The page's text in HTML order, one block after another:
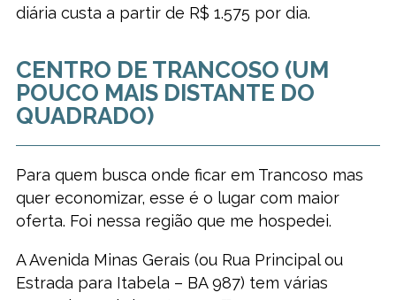
diária custa a partir de R$ 1.575 por dia.
CENTRO DE TRANCOSO (UM
POUCO MAIS DISTANTE DO
QUADRADO)
Para quem busca onde ficar em Trancoso mas
quer economizar, esse é o lugar com maior
oferta. Foi nessa região que me hospedei.
A Avenida Minas Gerais (ou Rua Principal ou
Estrada para Itabela – BA 987) tem várias